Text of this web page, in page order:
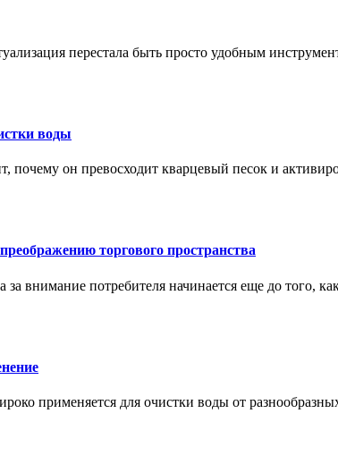
перестала быть просто удобным
воды
почему он превосходит кварцевый песок и
торгового пространства
внимание потребителя начинается еще до того,
применяется для очистки воды от